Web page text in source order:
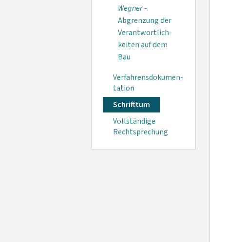
Wegner-
Abgrenzung der
Verant­wortlich­
keiten auf dem
Bau
Verfahrensdokumen­
tation
Schrifttum
Vollständige
Rechtsprechung